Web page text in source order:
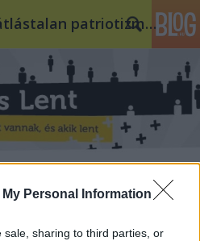
Personal Information
sale, sharing to third parties, or
Fent és lent - gátlástalan patriotizmus